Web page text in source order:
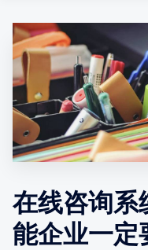
在线咨询系
能企业一定